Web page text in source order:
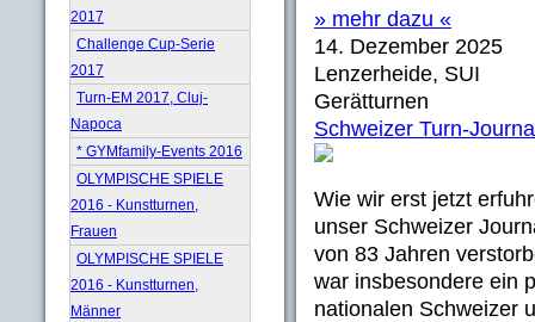
2017
Challenge Cup-Serie
2017
Turn-EM 2017, Cluj-
Napoca
* GYMfamily-Events 2016
OLYMPISCHE SPIELE
2016 - Kunstturnen,
Frauen
OLYMPISCHE SPIELE
2016 - Kunstturnen,
Männer
» mehr dazu «
14. Dezember 2025
Lenzerheide, SUI
Gerätturnen
Schweizer Turn-
Wie wir erst jetzt
unser Schweizer
von 83 Jahren
war insbesondere ein
nationalen Schweizer